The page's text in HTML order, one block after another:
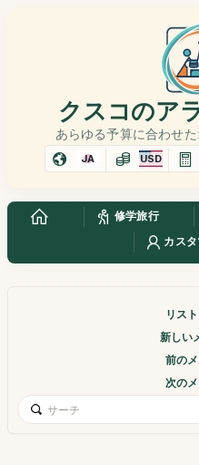
クスコのア
あらゆる予算に合わせ
JA USD
修学旅行
カス
リスト
新しい
前の
次の